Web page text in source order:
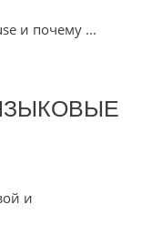
и почему ...
и